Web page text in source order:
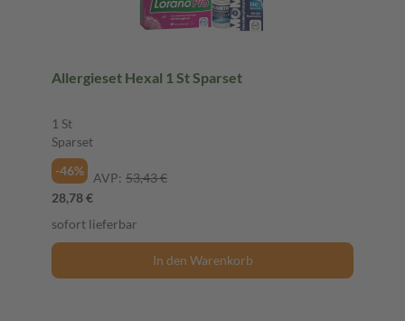
Allergieset Hexal 1 St Sparset
1 St
Sparset
-46%
AVP: 53,43 €
28,78 €
sofort lieferbar
In den Warenkorb